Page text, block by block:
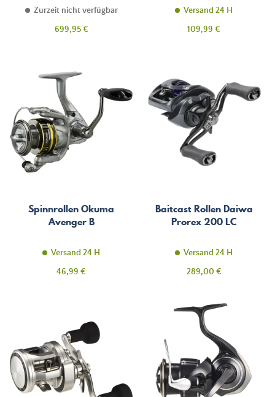
Zurzeit nicht verfügbar
Preis
699,95 €
Versand 24 H
Preis
109,99 €
Spinnrollen Okuma
Avenger B
Versand 24 H
Preis
46,99 €
Baitcast Rollen Daiwa
Prorex 200 LC
Versand 24 H
Preis
289,00 €